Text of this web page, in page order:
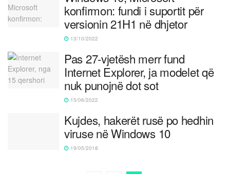
konfirmon: fundi i suportit për
versionin 21H1 në dhjetor
13/10/2022
Pas 27-vjetësh merr fund
Internet Explorer, ja modelet që
nuk punojnë dot sot
15/06/2022
Kujdes, hakerët rusë po hedhin
viruse në Windows 10
19/05/2018